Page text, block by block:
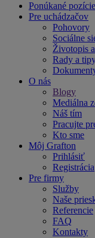
Ponúkané pozície
Pre uchádzačov
Pohovory
Sociálne
Životopis
Rady a
O nás
Blogy
Mediálna
Náš tím
Pracujte
Kto sme
Môj Grafton
Prihlásiť
Registrácia
Pre firmy
Služby
Naše
Referencie
FAQ
Kontakty